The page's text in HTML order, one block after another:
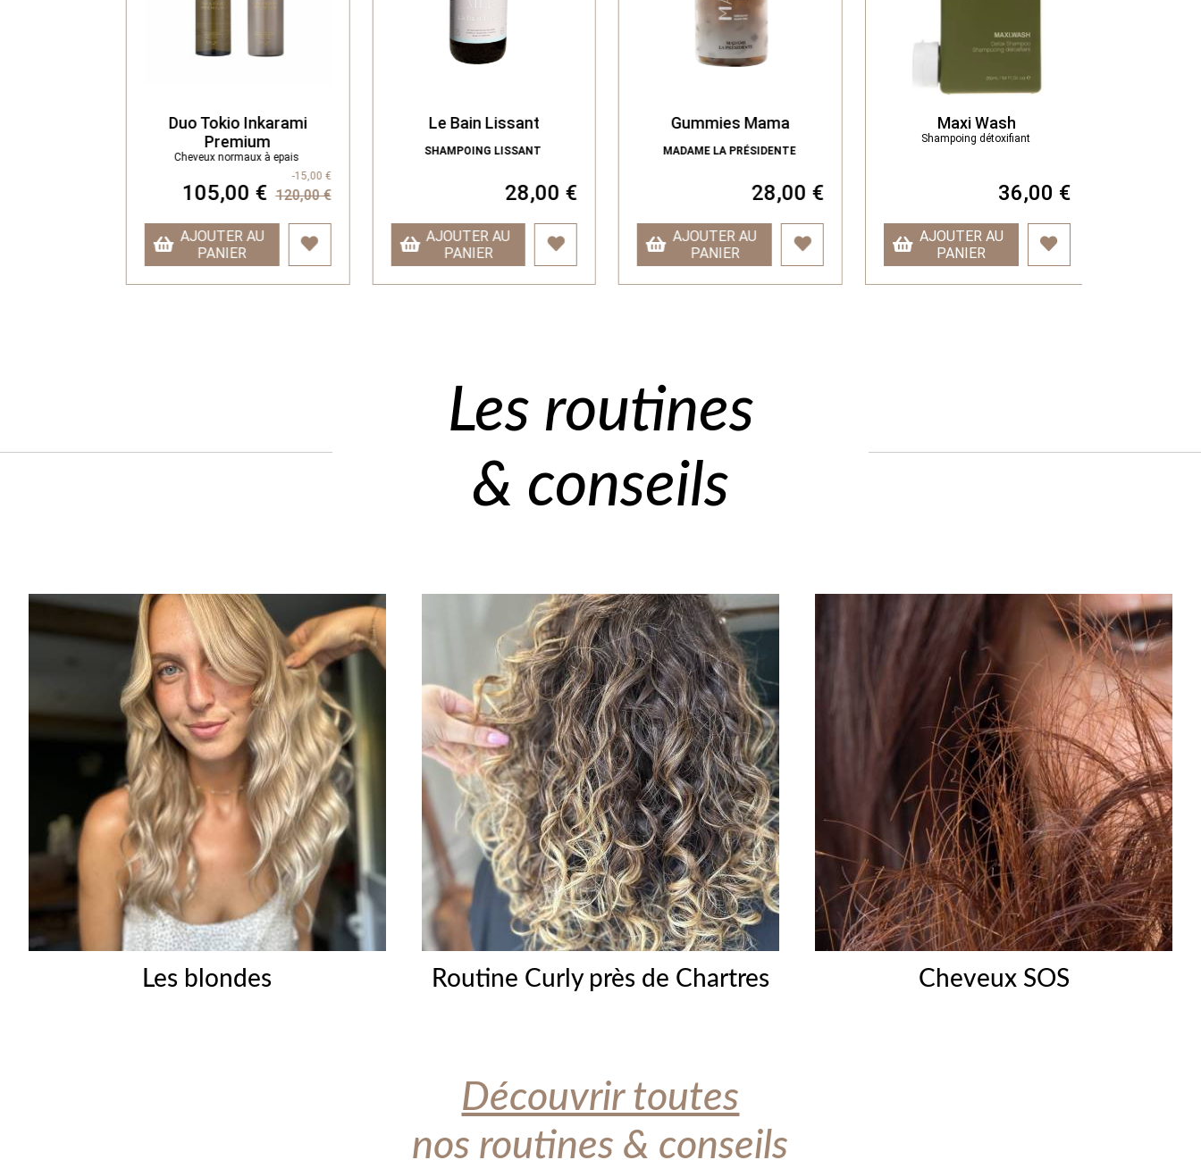
Duo Tokio Inkarami
Premium
Cheveux normaux à epais
105,00 € 120,00 €
-15,00 €
AJOUTER AU
PANIER
Le Bain Lissant
SHAMPOING LISSANT
28,00 €
AJOUTER AU
PANIER
Gummies Mama
MADAME LA PRÉSIDENTE
28,00 €
AJOUTER AU
PANIER
Maxi Wash
Shampoing détoxifiant
36,00 €
AJOUTER AU
PANIER
Les routines
& conseils
Les blondes Routine Curly près de Chartres Cheveux SOS
Découvrir toutes
nos routines & conseils